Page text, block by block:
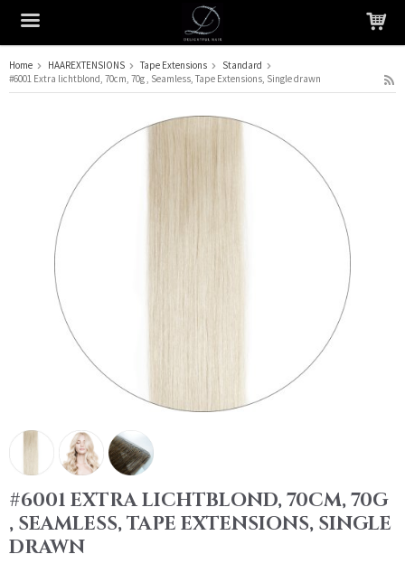
Het product is in je winkelmandje geplaatst
Home HAAREXTENSIONS Tape Extensions
Standard
#6001 Extra lichtblond, 70cm, 70g , Seamless, Tape Extensions, Single drawn
#6001 EXTRA LICHTBLOND, 70CM, 70G
, SEAMLESS, TAPE EXTENSIONS, SINGLE
DRAWN